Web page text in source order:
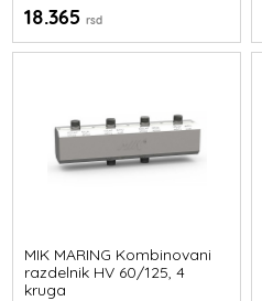
18.365rsd
MIK MARING Kombinovani
razdelnik HV 60/125, 4
kruga